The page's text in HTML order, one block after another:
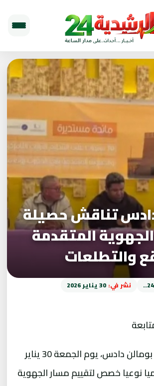
تناقش حصيلة
المتقدمة
والتطلعات
نشر في: 30 يناير 2026
احتضنت مدينة بومالن دادس، يوم الجمعة 30 يناير
علميا نوعيا خصص لتقييم مسار الجهوية